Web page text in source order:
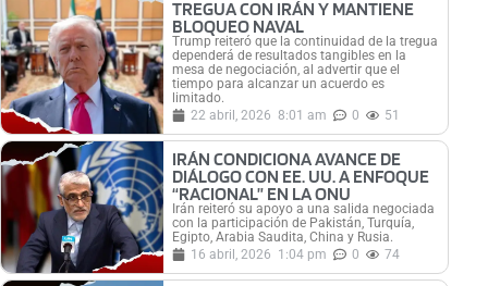
TREGUA CON IRÁN Y MANTIENE
BLOQUEO NAVAL
Trump reiteró que la continuidad de la tregua
dependerá de resultados tangibles en la
mesa de negociación, al advertir que el
tiempo para alcanzar un acuerdo es
limitado.
22 abril, 2026 8:01 am 0 51
IRÁN CONDICIONA AVANCE DE
DIÁLOGO CON EE. UU. A ENFOQUE
“RACIONAL” EN LA ONU
Irán reiteró su apoyo a una salida negociada
con la participación de Pakistán, Turquía,
Egipto, Arabia Saudita, China y Rusia.
16 abril, 2026 1:04 pm 0 74